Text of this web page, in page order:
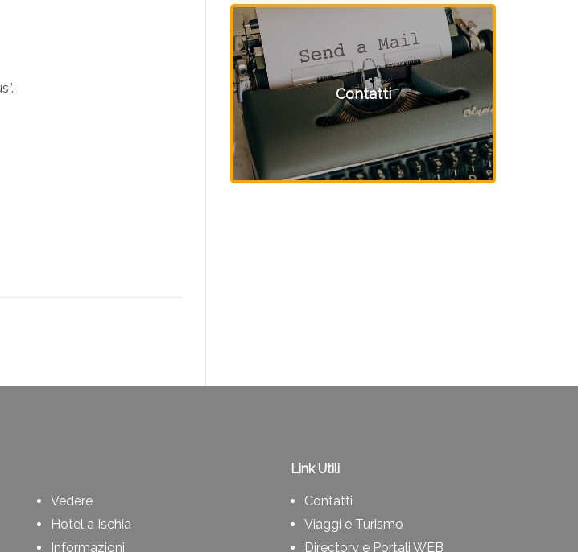
Contatti
Vedere
Hotel a Ischia
Informazioni
Link Utili
Contatti
Viaggi e Turismo
Directory e Portali WEB